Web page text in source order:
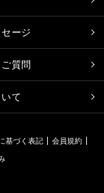
ージ
質問
て
基づく表記 会員規約